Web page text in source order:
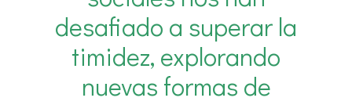
desafiado a superar la
timidez, explorando
nuevas formas de